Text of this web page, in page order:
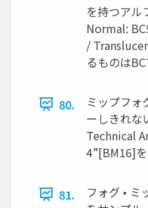
を持つアル
Normal:
/
るものは
80.
ミップフォ
ーしきれな
Technical
4”[BM16]
81.
フォグ • ミ